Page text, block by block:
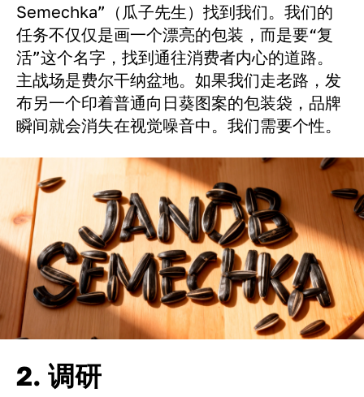
Semechka”（瓜子先生）找到我们。我们的
任务不仅仅是画一个漂亮的包装，而是要“复
活”这个名字，找到通往消费者内心的道路。
主战场是费尔干纳盆地。如果我们走老路，发
布另一个印着普通向日葵图案的包装袋，品牌
瞬间就会消失在视觉噪音中。我们需要个性。
2. 调研